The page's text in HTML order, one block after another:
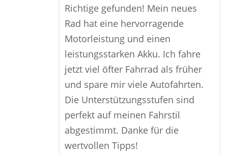
Richtige gefunden! Mein neues
Rad hat eine hervorragende
Motorleistung und einen
leistungsstarken Akku. Ich fahre
jetzt viel öfter Fahrrad als früher
und spare mir viele Autofahrten.
Die Unterstützungsstufen sind
perfekt auf meinen Fahrstil
abgestimmt. Danke für die
wertvollen Tipps!